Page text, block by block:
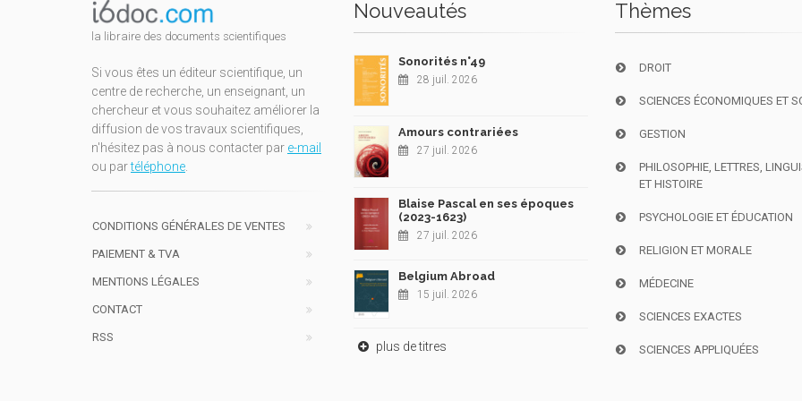
la libraire des documents scientifiques
Si vous êtes un éditeur scientifique, un
centre de recherche, un enseignant, un
chercheur et vous souhaitez améliorer la
diffusion de vos travaux scientifiques,
n'hésitez pas à nous contacter par e-mail
ou partéléphone.
CONDITIONS GÉNÉRALES DE VENTES
PAIEMENT & TVA
MENTIONS LÉGALES
CONTACT
RSS
Nouveautés
Sonorités n°49
28 juil. 2026
Amours contrariées
27 juil. 2026
Blaise Pascal en ses époques
(2023-1623)
27 juil. 2026
Belgium Abroad
15 juil. 2026
plus de titres
Thèmes
DROIT
SCIENCES ÉCONOMIQUES ET
GESTION
PHILOSOPHIE, LETTRES,
ET HISTOIRE
PSYCHOLOGIE ET ÉDUCATION
RELIGION ET MORALE
MÉDECINE
SCIENCES EXACTES
SCIENCES APPLIQUÉES